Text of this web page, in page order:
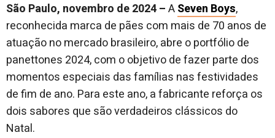
São Paulo, novembro de 2024 –ASeven Boys,
reconhecida marca de pães com mais de 70 anos de
atuação no mercado brasileiro, abre o portfólio de
panettones 2024, com o objetivo de fazer parte dos
momentos especiais das famílias nas festividades
de fim de ano. Para este ano, a fabricante reforça os
dois sabores que são verdadeiros clássicos do
Natal.